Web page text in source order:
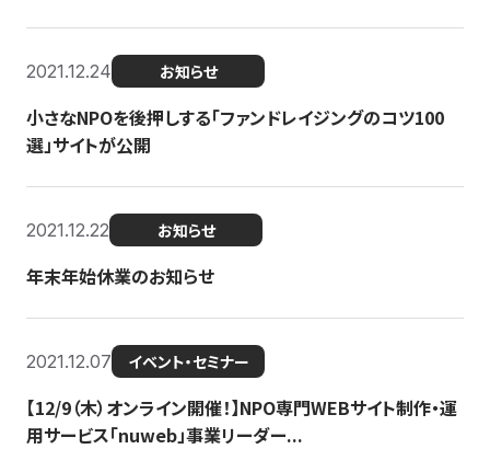
2021.12.24 お知らせ
小さなNPOを後押しする「ファンドレイジングのコツ100
選」サイトが公開
2021.12.22 お知らせ
年末年始休業のお知らせ
2021.12.07 イベント・セミナー
【12/9（木）オンライン開催！】NPO専門WEBサイト制作・運
用サービス「nuweb」事業リーダー...